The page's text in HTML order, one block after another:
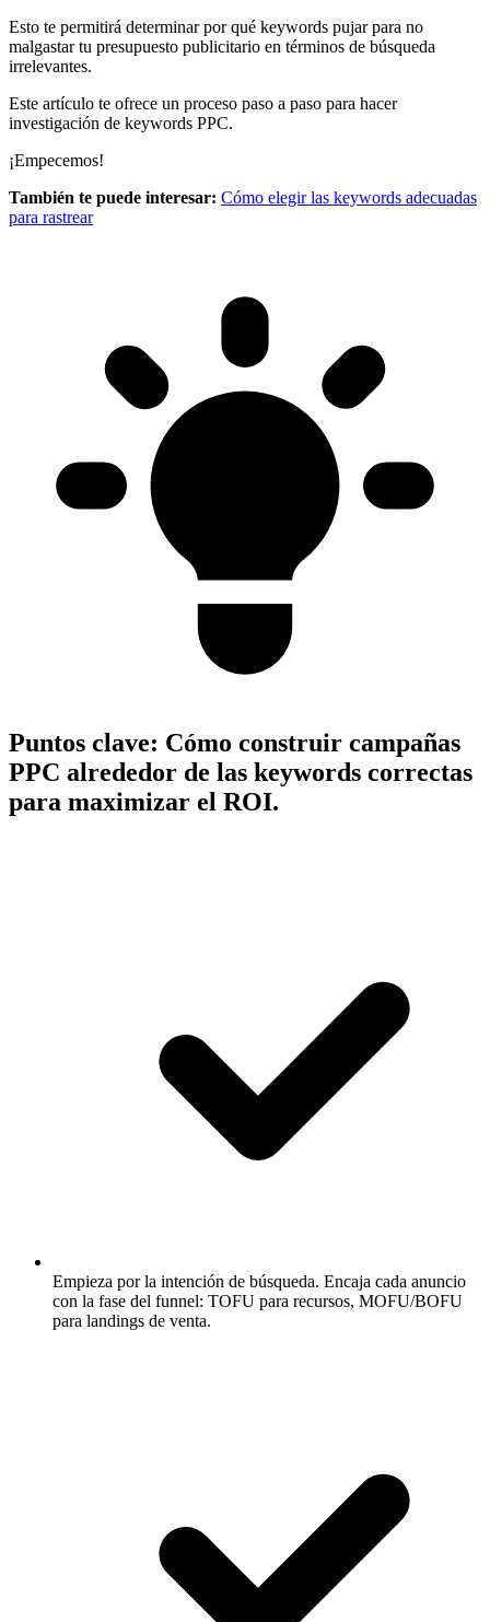
Esto te permitirá determinar por qué keywords pujar para no
malgastar tu presupuesto publicitario en términos de búsqueda
irrelevantes.
Este artículo te ofrece un proceso paso a paso para hacer
investigación de keywords PPC.
¡Empecemos!
También te puede interesar: Cómo elegir las keywords adecuadas
para rastrear
Puntos clave: Cómo construir campañas
PPC alrededor de las keywords correctas
para maximizar el ROI.
Empieza por la intención de búsqueda. Encaja cada anuncio
con la fase del funnel: TOFU para recursos, MOFU/BOFU
para landings de venta.